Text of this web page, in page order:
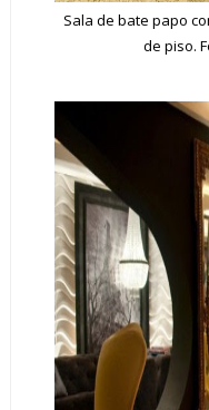
Sala de bate papo
de piso.